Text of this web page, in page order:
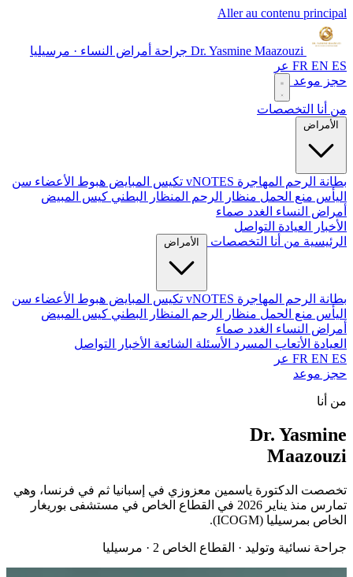
Aller au contenu principal
Dr. Yasmine Maazouzi جراحة أمراض النساء · مرسيليا
FR EN ES
عر
حجز موعد
من أنا التخصصات
الأمراض
بطانة الرحم المهاجرة vNOTES تكيس المبايض هبوط الأعضاء سن
اليأس منع الحمل منظار الرحم المنظار البطني كيس المبيض
أمراض النساء الغدد صماء
الأخبار
العيادة التواصل
الرئيسية من أنا التخصصات الأمراض
بطانة الرحم المهاجرة vNOTES تكيس المبايض هبوط الأعضاء سن
اليأس منع الحمل منظار الرحم المنظار البطني كيس المبيض
أمراض النساء الغدد صماء
العيادة الأتعاب المسرد الأسئلة الشائعة الأخبار
التواصل
FR EN ES
عر
حجز موعد
من أنا
Dr. Yasmine
Maazouzi
تخصصت الدكتورة ياسمين معزوزي في إسبانيا ثم في فرنسا، وهي
تمارس منذ يناير 2026 في القطاع الخاص في مستشفى بوريغار
الخاص بمرسيليا (ICOGM).
جراحة نسائية وتوليد · القطاع الخاص 2 · مرسيليا